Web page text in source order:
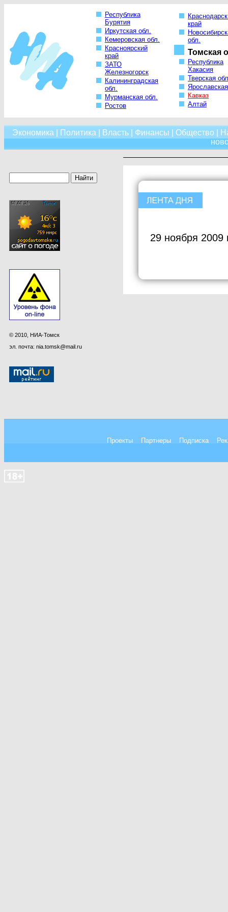
Республика
Бурятия
Иркутская обл.
Кемеровская обл.
Красноярский
край
ЗАТО
Железногорск
Калининградская
обл.
Мурманская обл.
Ростов
край
обл.
Томская
Республика
Хакасия
Тверская
Кавказ
Алтай
Экономика Политика Власть| Финансы Общество
© 2010, НИА-Томск
эл. почта: nia.tomsk@mail.ru
29 ноября 2009
Проекты Партнеры Подписка